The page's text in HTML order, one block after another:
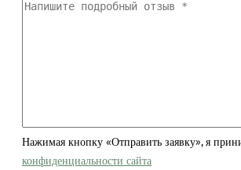
Нажимая кнопку «Отправить заявку», я
конфиденциальности сайта